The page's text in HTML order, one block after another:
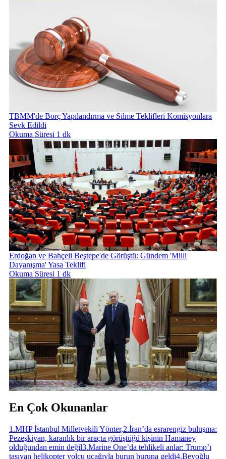
TBMM'de Borç Yapılandırma ve Silme Teklifleri Komisyonlara
Sevk Edildi
Okuma Süresi 1 dk
Erdoğan ve Bahçeli Beştepe'de Görüştü: Gündem 'Milli
Dayanışma' Yasa Teklifi
Okuma Süresi 1 dk
En Çok Okunanlar
1 .MHP İstanbul Milletvekili Yönter,2.İran’da esrarengiz buluşma:
Pezeşkiyan, karanlık bir araçta görüştüğü kişinin Hamaney
olduğundan emin değil3.Marine One’da tehlikeli anlar: Trump’ı
taşıyan helikopter yolcu uçağıyla burun buruna geldi4.Beyoğlu